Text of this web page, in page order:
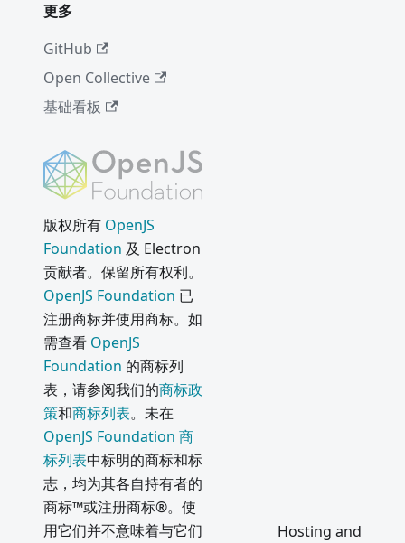
更多
GitHub
Open Collective
基础看板
版权所有 OpenJS
Foundation 及 Electron
贡献者。保留所有权利。
OpenJS Foundation 已
注册商标并使用商标。如
需查看 OpenJS
Foundation 的商标列
表，请参阅我们的商标政
策和商标列表。未在
OpenJS Foundation 商
标列表中标明的商标和标
志，均为其各自持有者的
商标™或注册商标®。使
用它们并不意味着与它们
Hosting and